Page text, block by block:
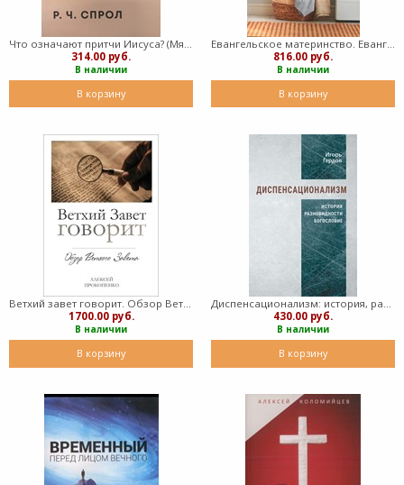
314.00 руб.
В наличии
В корзину
816.00 руб.
В наличии
В корзину
1700.00 руб.
В наличии
В корзину
430.00 руб.
В наличии
В корзину